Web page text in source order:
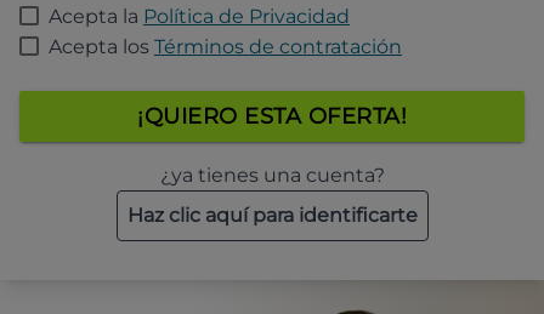
Acepta la Política de Privacidad
Acepta los Términos de contratación
¡QUIERO ESTA OFERTA!
¿ya tienes una cuenta?
Haz clic aquí para identificarte